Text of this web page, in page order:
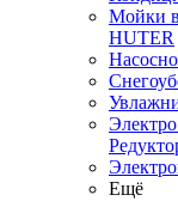
Мойки
HUTER
Ещё